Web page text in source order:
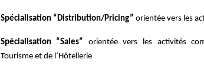
Spécialisation “Distribution/Pricing” orientée vers les
Spécialisation “Sales” orientée vers les activités
Tourisme et de l’Hôtellerie